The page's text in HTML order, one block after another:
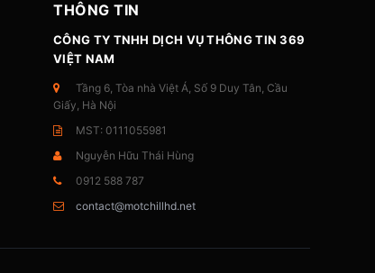
THÔNG TIN
CÔNG TY TNHH DỊCH VỤ THÔNG TIN 369
VIỆT NAM
Tầng 6, Tòa nhà Việt Á, Số 9 Duy Tân, Cầu
Giấy, Hà Nội
MST: 0111055981
Nguyễn Hữu Thái Hùng
0912 588 787
contact@motchillhd.net